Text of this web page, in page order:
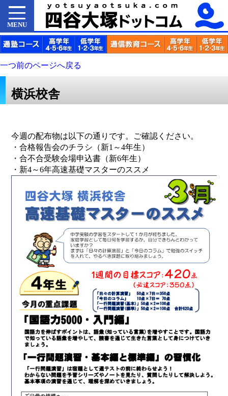
MENU
一つ前のページへ戻る
横浜校舎
今週の配布物は以下の通りです。ご確認ください。
・合格報告会のチラシ（新1～4年生）
・合不合受験会場申込書（新6年生）
・新4～6年高速基礎マスターのススメ